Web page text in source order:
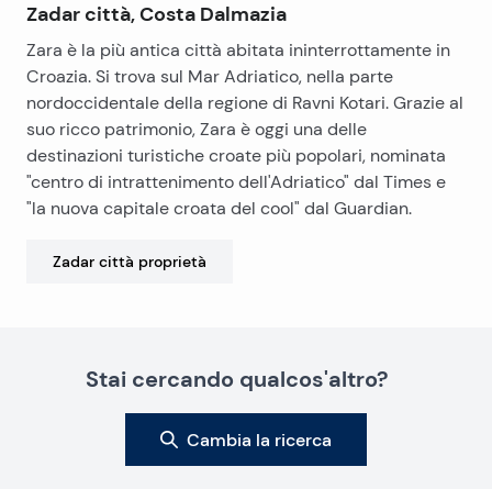
Zadar città, Costa Dalmazia
Zara è la più antica città abitata ininterrottamente in
Croazia. Si trova sul Mar Adriatico, nella parte
nordoccidentale della regione di Ravni Kotari. Grazie al
suo ricco patrimonio, Zara è oggi una delle
destinazioni turistiche croate più popolari, nominata
"centro di intrattenimento dell'Adriatico" dal Times e
"la nuova capitale croata del cool" dal Guardian.
Zadar città proprietà
Stai cercando qualcos'altro?
Cambia la ricerca